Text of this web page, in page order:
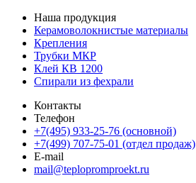
Наша продукция
Керамоволокнистые материалы
Крепления
Трубки МКР
Клей КВ 1200
Спирали из фехрали
Контакты
Телефон
+7(495) 933-25-76 (основной)
+7(499) 707-75-01 (отдел продаж)
E-mail
mail@teplopromproekt.ru